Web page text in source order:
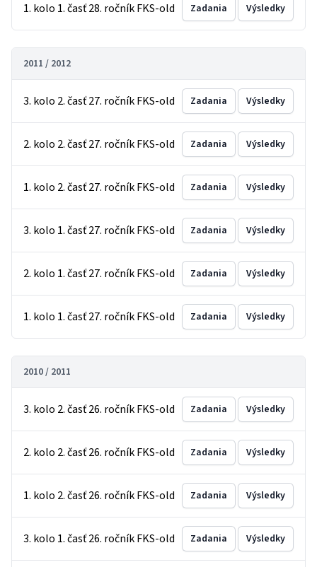
1. kolo 1. časť 28. ročník FKS-old Zadania Výsledky
2011 / 2012
3. kolo 2. časť 27. ročník FKS-old Zadania Výsledky
2. kolo 2. časť 27. ročník FKS-old Zadania Výsledky
1. kolo 2. časť 27. ročník FKS-old Zadania Výsledky
3. kolo 1. časť 27. ročník FKS-old Zadania Výsledky
2. kolo 1. časť 27. ročník FKS-old Zadania Výsledky
1. kolo 1. časť 27. ročník FKS-old Zadania Výsledky
2010 / 2011
3. kolo 2. časť 26. ročník FKS-old Zadania Výsledky
2. kolo 2. časť 26. ročník FKS-old Zadania Výsledky
1. kolo 2. časť 26. ročník FKS-old Zadania Výsledky
3. kolo 1. časť 26. ročník FKS-old Zadania Výsledky